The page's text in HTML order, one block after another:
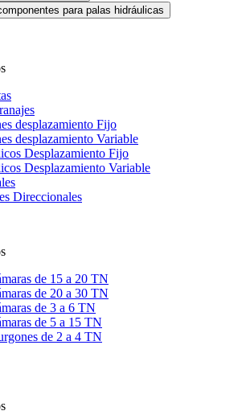
para palas hidráulicas
desplazamiento Fijo
desplazamiento Variable
Desplazamiento Fijo
Desplazamiento Variable
Direccionales
de 15 a 20 TN
de 20 a 30 TN
de 3 a 6 TN
de 5 a 15 TN
de 2 a 4 TN